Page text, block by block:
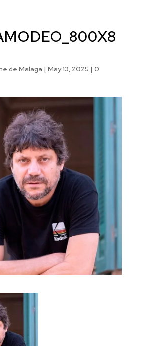
de Malaga | May 13, 2025 | 0